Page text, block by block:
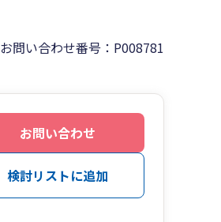
お問い合わせ番号：P008781
お問い合わせ
検討リストに追加